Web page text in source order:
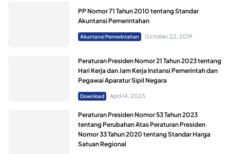
PP Nomor 71 Tahun 2010 tentang Standar
Akuntansi Pemerintahan
Akuntansi Pemerintahan October 22, 2019
Peraturan Presiden Nomor 21 Tahun 2023 tentang
Hari Kerja dan Jam Kerja Instansi Pemerintah dan
Pegawai Aparatur Sipil Negara
Download April 14, 2023
Peraturan Presiden Nomor 53 Tahun 2023
tentang Perubahan Atas Peraturan Presiden
Nomor 33 Tahun 2020 tentang Standar Harga
Satuan Regional